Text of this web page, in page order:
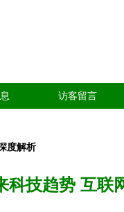
访客留言
度解析
科技趋势 互联